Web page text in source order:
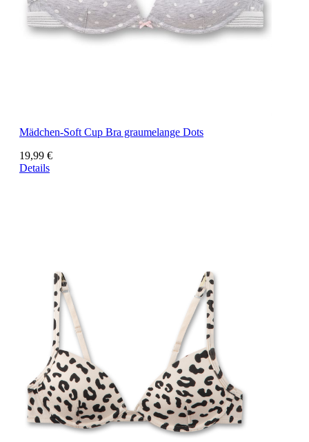
Mädchen-Soft Cup Bra graumelange Dots
19,99 €
Details